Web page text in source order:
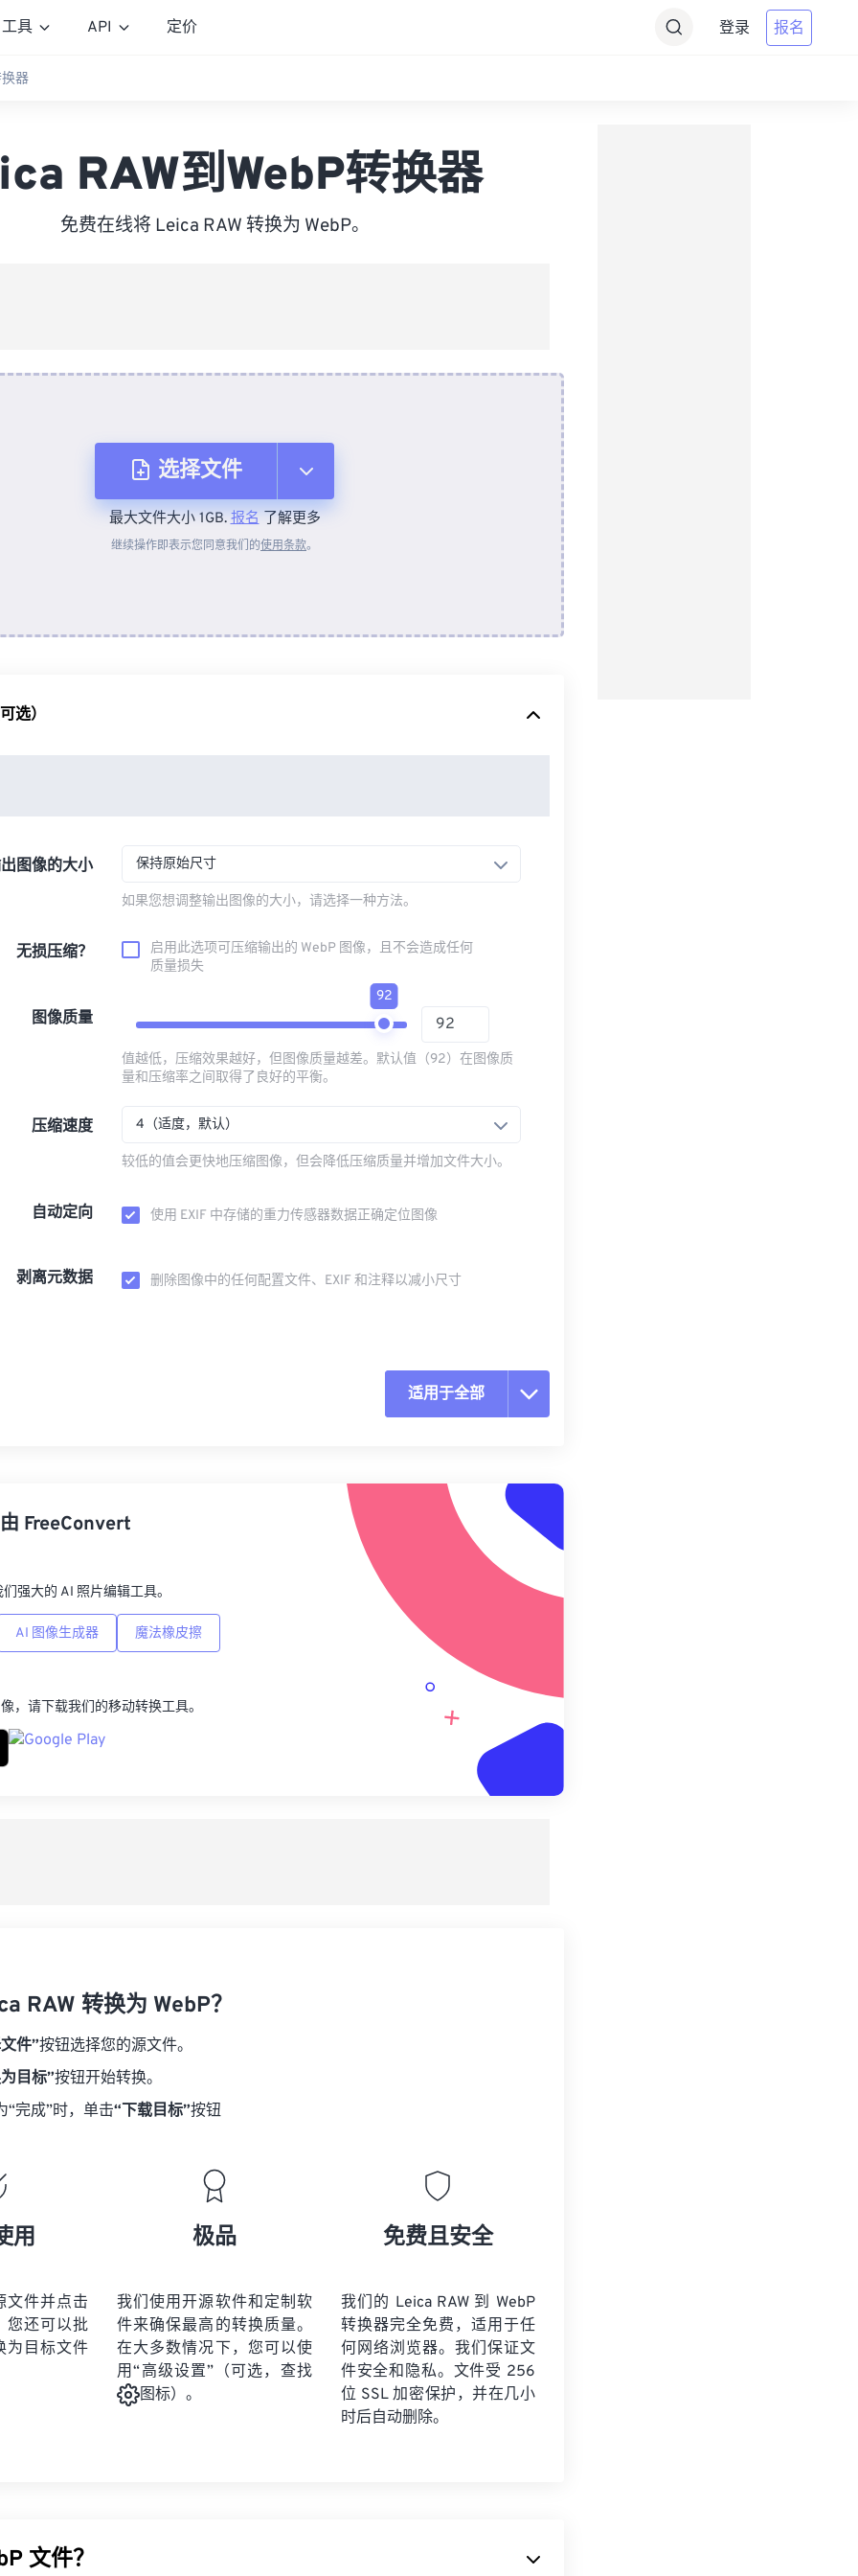
工具 API 定价 登录 报名
器
RAW到WebP转换器
免费在线将 Leica RAW 转换为 WebP。
选择文件
从设备
最大文件大小 1GB.报名了解更多
继续操作即表示您同意我们的使用条款。
选）
图像的大小 保持原始尺寸
如果您想调整输出图像的大小，请选择一种方法。
无损压缩？
启用此选项可压缩输出的 WebP 图像，且不会造成任何
质量损失
图像质量
92
值越低，压缩效果越好，但图像质量越差。默认值（92）在图像质
量和压缩率之间取得了良好的平衡。
压缩速度 4（适度，默认）
较低的值会更快地压缩图像，但会降低压缩质量并增加文件大小。
自动定向 使用 EXIF 中存储的重力传感器数据正确定位图像
剥离元数据 删除图像中的任何配置文件、EXIF 和注释以减小尺寸
适用于全部
从预设应用
另存为预设
FreeConvert
强大的 AI 照片编辑工具。
AI 图像生成器 魔法橡皮擦
，请下载我们的移动转换工具。
RAW 转换为 WebP？
件”按钮选择您的源文件。
目标”按钮开始转换。
“完成”时，单击“下载目标”按钮
用
文件并点击
您还可以批
为目标文件
极品
我们使用开源软件和定制软
件来确保最高的转换质量。
在大多数情况下，您可以使
用“高级设置”（可选，查找
图标）。
免费且安全
我们的 Leica RAW 到 WebP
转换器完全免费，适用于任
何网络浏览器。我们保证文
件安全和隐私。文件受 256
位 SSL 加密保护，并在几小
时后自动删除。
文件？